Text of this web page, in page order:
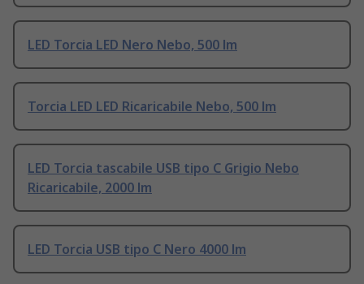
LED Torcia LED Nero Nebo, 500 lm
Torcia LED LED Ricaricabile Nebo, 500 lm
LED Torcia tascabile USB tipo C Grigio Nebo
Ricaricabile, 2000 lm
LED Torcia USB tipo C Nero 4000 lm